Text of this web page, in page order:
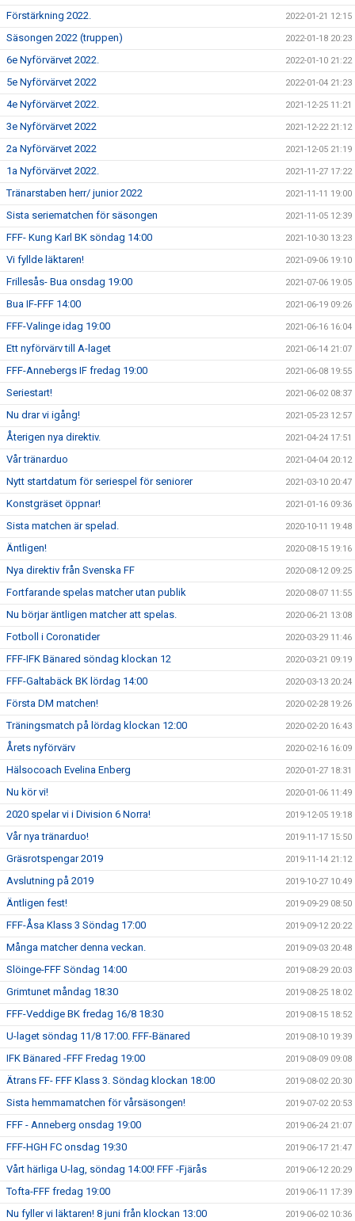
Förstärkning 2022. 2022-01-21 12:15
Säsongen 2022 (truppen) 2022-01-18 20:23
6e Nyförvärvet 2022. 2022-01-10 21:22
5e Nyförvärvet 2022 2022-01-04 21:23
4e Nyförvärvet 2022. 2021-12-25 11:21
3e Nyförvärvet 2022 2021-12-22 21:12
2a Nyförvärvet 2022 2021-12-05 21:19
1a Nyförvärvet 2022. 2021-11-27 17:22
Tränarstaben herr/ junior 2022 2021-11-11 19:00
Sista seriematchen för säsongen 2021-11-05 12:39
FFF- Kung Karl BK söndag 14:00 2021-10-30 13:23
Vi fyllde läktaren! 2021-09-06 19:10
Frillesås- Bua onsdag 19:00 2021-07-06 19:05
Bua IF-FFF 14:00 2021-06-19 09:26
FFF-Valinge idag 19:00 2021-06-16 16:04
Ett nyförvärv till A-laget 2021-06-14 21:07
FFF-Annebergs IF fredag 19:00 2021-06-08 19:55
Seriestart! 2021-06-02 08:37
Nu drar vi igång! 2021-05-23 12:57
Återigen nya direktiv. 2021-04-24 17:51
Vår tränarduo 2021-04-04 20:12
Nytt startdatum för seriespel för seniorer 2021-03-10 20:47
Konstgräset öppnar! 2021-01-16 09:36
Sista matchen är spelad. 2020-10-11 19:48
Äntligen! 2020-08-15 19:16
Nya direktiv från Svenska FF 2020-08-12 09:25
Fortfarande spelas matcher utan publik 2020-08-07 11:55
Nu börjar äntligen matcher att spelas. 2020-06-21 13:08
Fotboll i Coronatider 2020-03-29 11:46
FFF-IFK Bänared söndag klockan 12 2020-03-21 09:19
FFF-Galtabäck BK lördag 14:00 2020-03-13 20:24
Första DM matchen! 2020-02-28 19:26
Träningsmatch på lördag klockan 12:00 2020-02-20 16:43
Årets nyförvärv 2020-02-16 16:09
Hälsocoach Evelina Enberg 2020-01-27 18:31
Nu kör vi! 2020-01-06 11:49
2020 spelar vi i Division 6 Norra! 2019-12-05 19:18
Vår nya tränarduo! 2019-11-17 15:50
Gräsrotspengar 2019 2019-11-14 21:12
Avslutning på 2019 2019-10-27 10:49
Äntligen fest! 2019-09-29 08:50
FFF-Åsa Klass 3 Söndag 17:00 2019-09-12 20:22
Många matcher denna veckan. 2019-09-03 20:48
Slöinge-FFF Söndag 14:00 2019-08-29 20:03
Grimtunet måndag 18:30 2019-08-25 18:02
FFF-Veddige BK fredag 16/8 18:30 2019-08-15 18:52
U-laget söndag 11/8 17:00. FFF-Bänared 2019-08-10 19:39
IFK Bänared -FFF Fredag 19:00 2019-08-09 09:08
Ätrans FF- FFF Klass 3. Söndag klockan 18:00 2019-08-02 20:30
Sista hemmamatchen för vårsäsongen! 2019-07-02 20:53
FFF - Anneberg onsdag 19:00 2019-06-24 21:07
FFF-HGH FC onsdag 19:30 2019-06-17 21:47
Vårt härliga U-lag, söndag 14:00! FFF -Fjärås 2019-06-12 20:29
Tofta-FFF fredag 19:00 2019-06-11 17:39
Nu fyller vi läktaren! 8 juni från klockan 13:00 2019-06-02 10:36